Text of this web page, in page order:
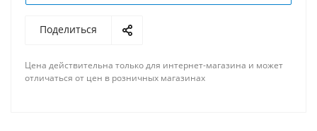
Поделиться
Цена действительна только для интернет-магазина и может
отличаться от цен в розничных магазинах